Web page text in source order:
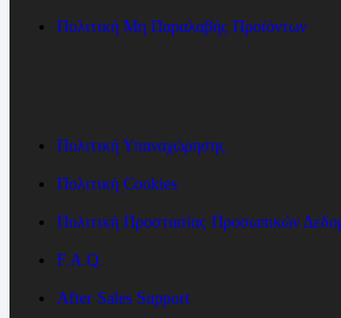
Πολιτική Μη Παραλαβής Προϊόντων
Πολιτική Υπαναχώρησης
Πολιτική Cookies
Πολιτική Προστασίας Προσωπικών
F.A.Q.
After Sales Support